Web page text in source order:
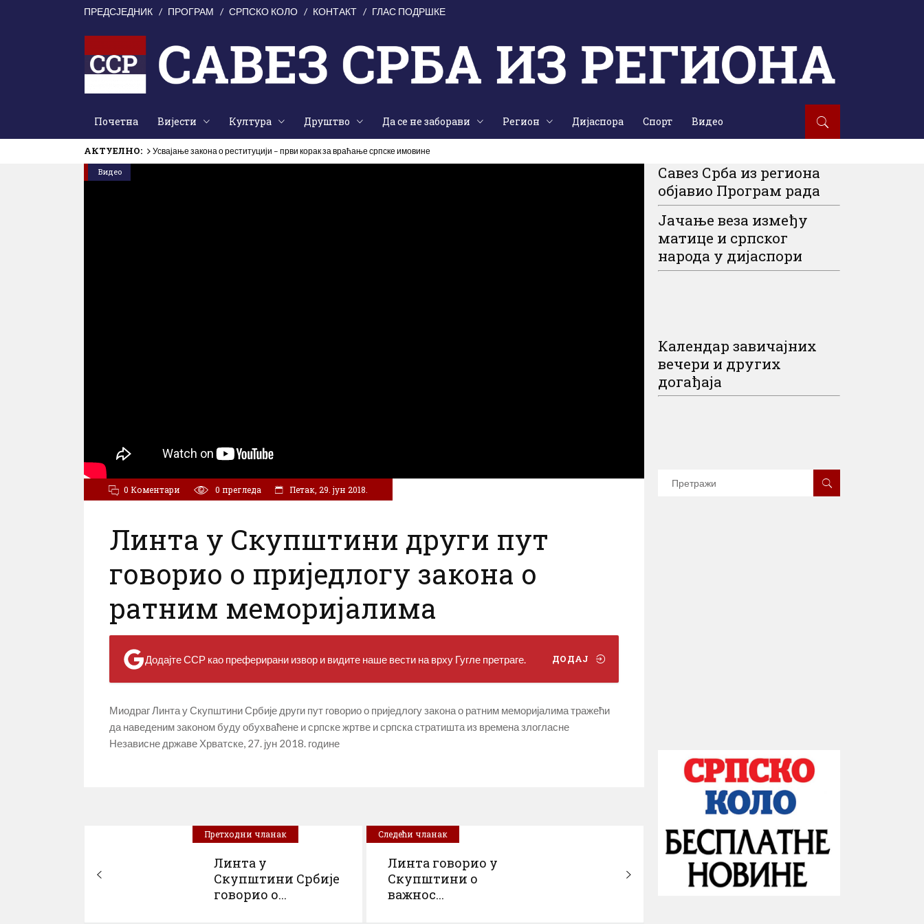
ПРЕДСЈЕДНИК ПРОГРАМ СРПСКО КОЛО КОНТАКТ ГЛАС ПОДРШКЕ
Почетна Вијести Култура Друштво Да се не заборави Регион Дијаспора Спорт Видео
АКТУЕЛНО:
Усвајање закона о реституцији – први корак за враћање српске имовине
Видео
0 Коментари 0 прегледа Петак, 29. јун 2018.
Линта у Скупштини други пут
говорио о приједлогу закона о
ратним меморијалима
Додајте ССР као преферирани извор и видите наше вести на врху Гугле претраге. ДОДАЈ
Миодраг Линта у Скупштини Србије други пут говорио о приједлогу закона о ратним меморијалима тражећи
да наведеним законом буду обухваћене и српске жртве и српска стратишта из времена злогласне
Независне државе Хрватске, 27. јун 2018. године
Претходни чланак
Линта у
Скупштини Србије
говорио о...
Следећи чланак
Линта говорио у
Скупштини o
важнос...
Савез Срба из региона
објавио Програм рада
Јачање веза између
матице и српског
народа у дијаспори
Календар завичајних
вечери и других
догађаја